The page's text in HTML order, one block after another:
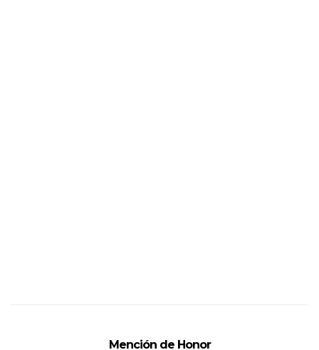
Mención de Honor